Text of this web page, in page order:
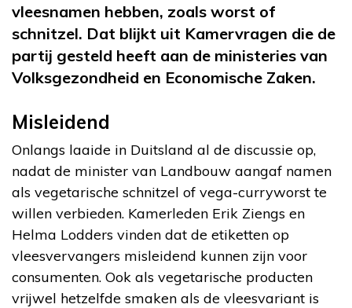
vleesnamen hebben, zoals worst of
schnitzel. Dat blijkt uit Kamervragen die de
partij gesteld heeft aan de ministeries van
Volksgezondheid en Economische Zaken.
Misleidend
Onlangs laaide in Duitsland al de discussie op,
nadat de minister van Landbouw aangaf namen
als vegetarische schnitzel of vega-curryworst te
willen verbieden. Kamerleden Erik Ziengs en
Helma Lodders vinden dat de etiketten op
vleesvervangers misleidend kunnen zijn voor
consumenten. Ook als vegetarische producten
vrijwel hetzelfde smaken als de vleesvariant is